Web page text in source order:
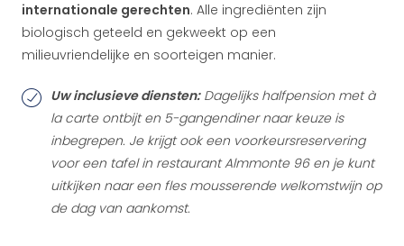
internationale gerechten. Alle ingrediënten zijn
biologisch geteeld en gekweekt op een
milieuvriendelijke en soorteigen manier.
Uw inclusieve diensten:Dagelijks halfpension met à
la carte ontbijt en 5-gangendiner naar keuze is
inbegrepen. Je krijgt ook een voorkeursreservering
voor een tafel in restaurant Almmonte 96 en je kunt
uitkijken naar een fles mousserende welkomstwijn op
de dag van aankomst.